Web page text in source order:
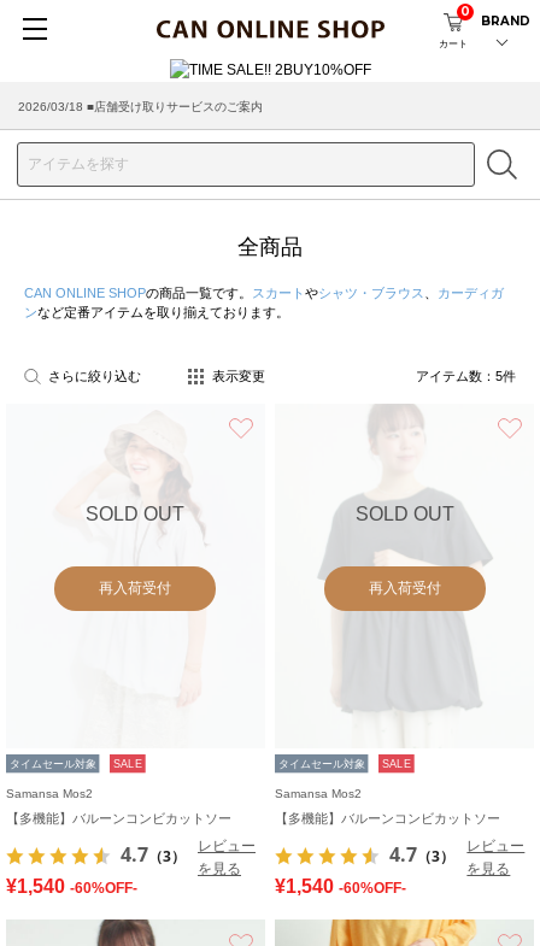
カート
0
BRAND
2026/03/18 ■店舗受け取りサービスのご案内
全商品
CAN ONLINE SHOPの商品一覧です。 スカート やシャツ・ブラウス
カーディガ
ンなど定番アイテムを取り揃えております。
さらに絞り込む 表示変更 アイテム数： 5件
SOLD OUT
再入荷受付
タイムセール対象 SALE
Samansa Mos2
【多機能】バルーンコンビカットソー
4.7 （3）
レビュー
を見る
¥1,540 -60%OFF-
SOLD OUT
再入荷受付
タイムセール対象 SALE
Samansa Mos2
【多機能】バルーンコンビカットソー
4.7 （3）
レビュー
を見る
¥1,540 -60%OFF-
お気に入り